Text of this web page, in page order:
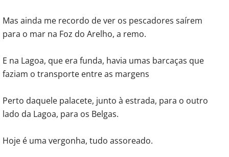
Mas ainda me recordo de ver os pescadores saírem
para o mar na Foz do Arelho, a remo.
E na Lagoa, que era funda, havia umas barcaças que
faziam o transporte entre as margens
Perto daquele palacete, junto à estrada, para o outro
lado da Lagoa, para os Belgas.
Hoje é uma vergonha, tudo assoreado.